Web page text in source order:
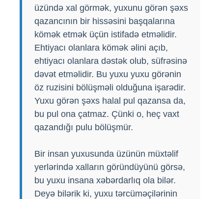
üzündə xal görmək, yuxunu görən şəxs
qazancının bir hissəsini başqalarına
kömək etmək üçün istifadə etməlidir.
Ehtiyacı olanlara kömək əlini açıb,
ehtiyacı olanlara dəstək olub, süfrəsinə
dəvət etməlidir. Bu yuxu yuxu görənin
öz ruzisini bölüşməli olduğuna işarədir.
Yuxu görən şəxs halal pul qazansa da,
bu pul ona çatmaz. Çünki o, heç vaxt
qazandığı pulu bölüşmür.
Bir insan yuxusunda üzünün müxtəlif
yerlərində xalların göründüyünü görsə,
bu yuxu insana xəbərdarlıq ola bilər.
Deyə bilərik ki, yuxu tərcüməçilərinin